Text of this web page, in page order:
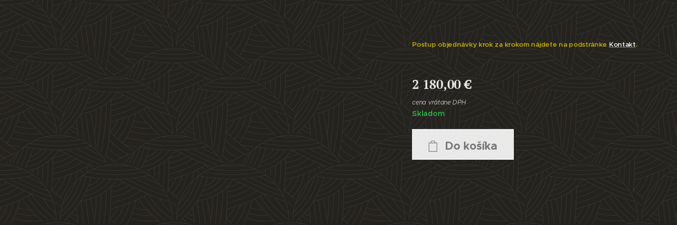
Postup objednávky krok za krokom nájdete na podstránke Kontakt.
2 180,00€
cena vrátane DPH
Skladom
Do košíka